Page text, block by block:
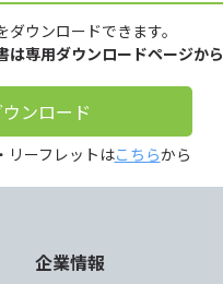
ウンロードできます。
は専用ダウンロードページから
ンロード
リーフレットはこちらから
企業情報